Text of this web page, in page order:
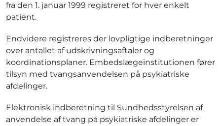
fra den 1. januar 1999 registreret for hver enkelt
patient.
Endvidere registreres der lovpligtige indberetninger
over antallet af udskrivningsaftaler og
koordinationsplaner. Embedslægeinstitutionen fører
tilsyn med tvangsanvendelsen på psykiatriske
afdelinger.
Elektronisk indberetning til Sundhedsstyrelsen af
anvendelse af tvang på psykiatriske afdelinger er